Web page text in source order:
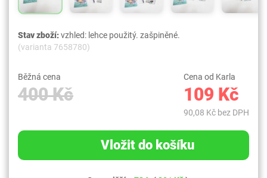
Stav zboží:vzhled: lehce použitý. zašpiněné.
(varianta 7658780)
Běžná cena
400 Kč
Cena od Karla
109 Kč
90,08 Kč bez DPH
Vložit do košíku